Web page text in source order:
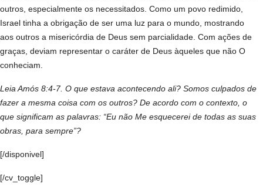
outros, especialmente os necessitados. Como um povo redimido,
Israel tinha a obrigação de ser uma luz para o mundo, mostrando
aos outros a misericórdia de Deus sem parcialidade. Com ações de
graças, deviam representar o caráter de Deus àqueles que não O
conheciam.
Leia Amós 8:4-7. O que estava acontecendo ali? Somos culpados de
fazer a mesma coisa com os outros? De acordo com o contexto, o
que significam as palavras: “Eu não Me esquecerei de todas as suas
obras, para sempre”?
[/disponivel]
[/cv_toggle]